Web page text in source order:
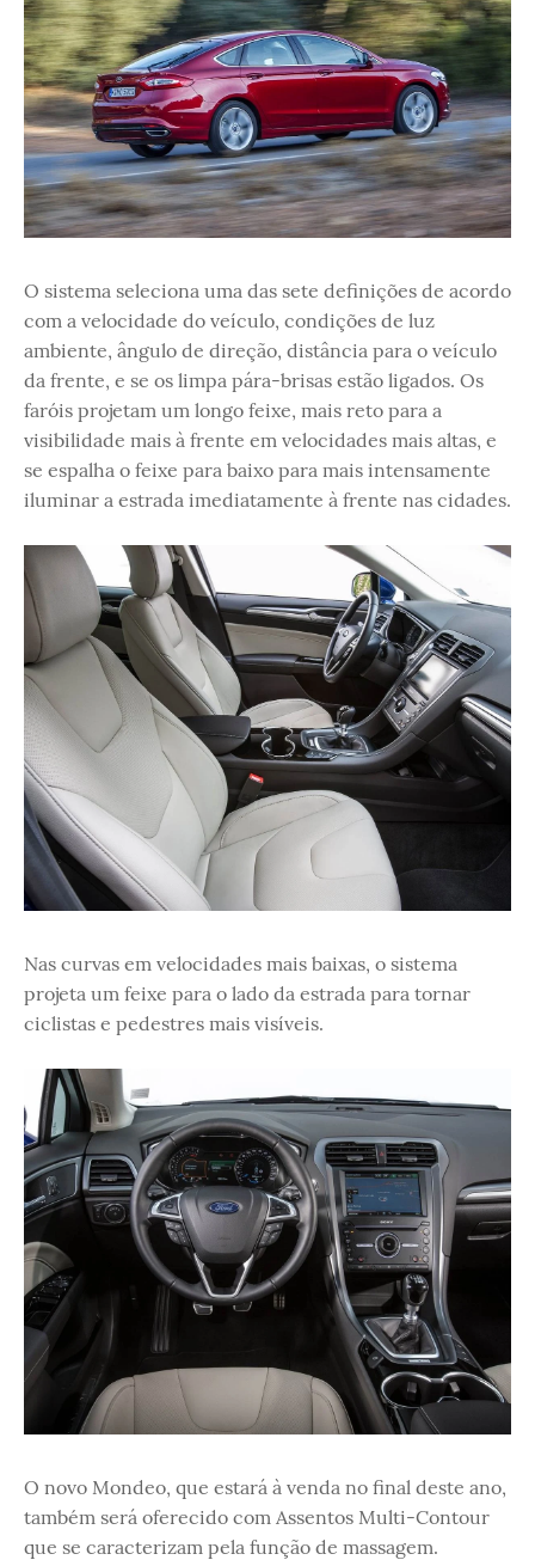
O sistema seleciona uma das sete definições de acordo
com a velocidade do veículo, condições de luz
ambiente, ângulo de direção, distância para o veículo
da frente, e se os limpa pára-brisas estão ligados. Os
faróis projetam um longo feixe, mais reto para a
visibilidade mais à frente em velocidades mais altas, e
se espalha o feixe para baixo para mais intensamente
iluminar a estrada imediatamente à frente nas cidades.
Nas curvas em velocidades mais baixas, o sistema
projeta um feixe para o lado da estrada para tornar
ciclistas e pedestres mais visíveis.
O novo Mondeo, que estará à venda no final deste ano,
também será oferecido com Assentos Multi-Contour
que se caracterizam pela função de massagem.